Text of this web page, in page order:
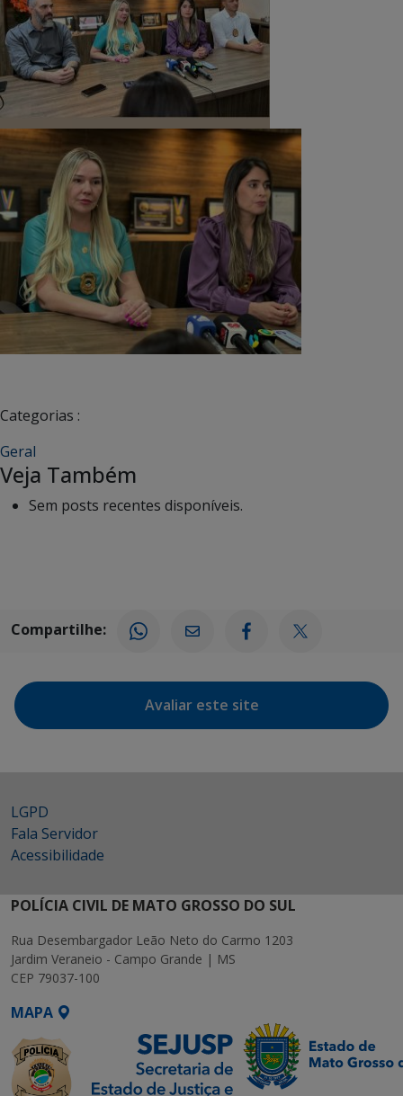
Categorias :
Geral
Veja Também
Sem posts recentes disponíveis.
Compartilhe:
Avaliar este site
LGPD
Fala Servidor
Acessibilidade
POLÍCIA CIVIL DE MATO GROSSO DO SUL
Rua Desembargador Leão Neto do Carmo 1203
Jardim Veraneio - Campo Grande | MS
CEP 79037-100
MAPA